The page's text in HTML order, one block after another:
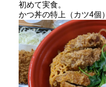
初めて実食。
かつ丼の特上（カツ4個）